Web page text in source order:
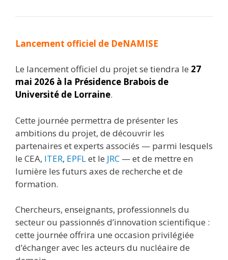
Lancement officiel de DeNAMISE
Le lancement officiel du projet se tiendra le 27
mai 2026 à la Présidence Brabois de
Université de Lorraine.
Cette journée permettra de présenter les
ambitions du projet, de découvrir les
partenaires et experts associés — parmi lesquels
le CEA, ITER, EPFLet le JRC — et de mettre en
lumière les futurs axes de recherche et de
formation.
Chercheurs, enseignants, professionnels du
secteur ou passionnés d’innovation scientifique :
cette journée offrira une occasion privilégiée
d’échanger avec les acteurs du nucléaire de